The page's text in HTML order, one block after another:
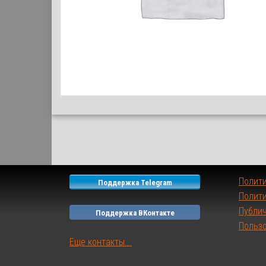
Поддержка Telegram
Поддержка ВКонтакте
Еще контакты...